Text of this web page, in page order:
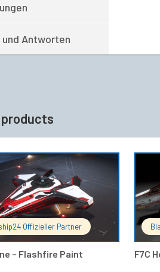
und Antworten
Offizieller Partner
– Flashfire Paint
IN DEN WARENKORB
F7C